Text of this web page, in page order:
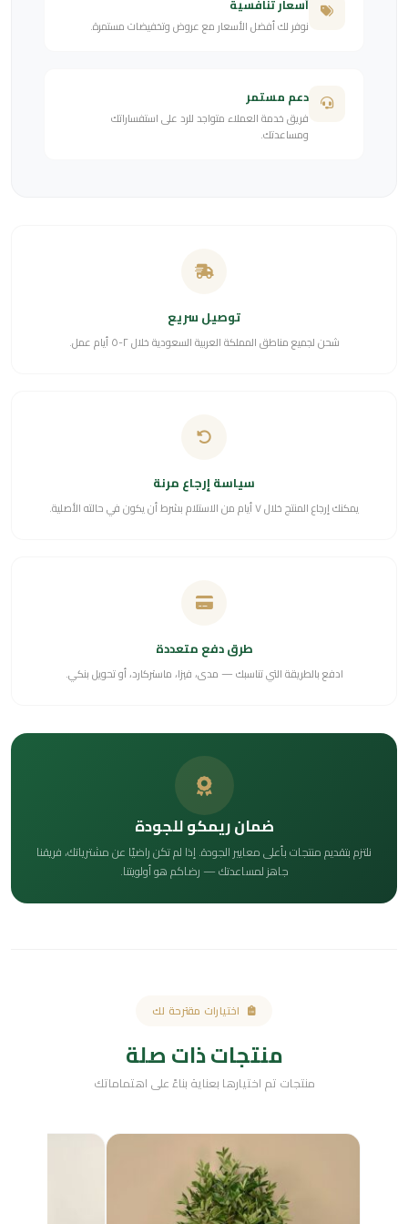
أسعار تنافسية
نوفر لك أفضل الأسعار مع عروض وتخفيضات مستمرة.
دعم مستمر
فريق خدمة العملاء متواجد للرد على استفساراتك
ومساعدتك.
توصيل سريع
شحن لجميع مناطق المملكة العربية السعودية خلال ٢-٥ أيام عمل.
سياسة إرجاع مرنة
يمكنك إرجاع المنتج خلال ٧ أيام من الاستلام بشرط أن يكون في حالته الأصلية.
طرق دفع متعددة
ادفع بالطريقة التي تناسبك — مدى، فيزا، ماستركارد، أو تحويل بنكي.
ضمان ريمكو للجودة
نلتزم بتقديم منتجات بأعلى معايير الجودة. إذا لم تكن راضيًا عن مشترياتك، فريقنا
جاهز لمساعدتك — رضاكم هو أولويتنا.
اختيارات مقترحة لك
منتجات ذات صلة
منتجات تم اختيارها بعناية بناءً على اهتماماتك